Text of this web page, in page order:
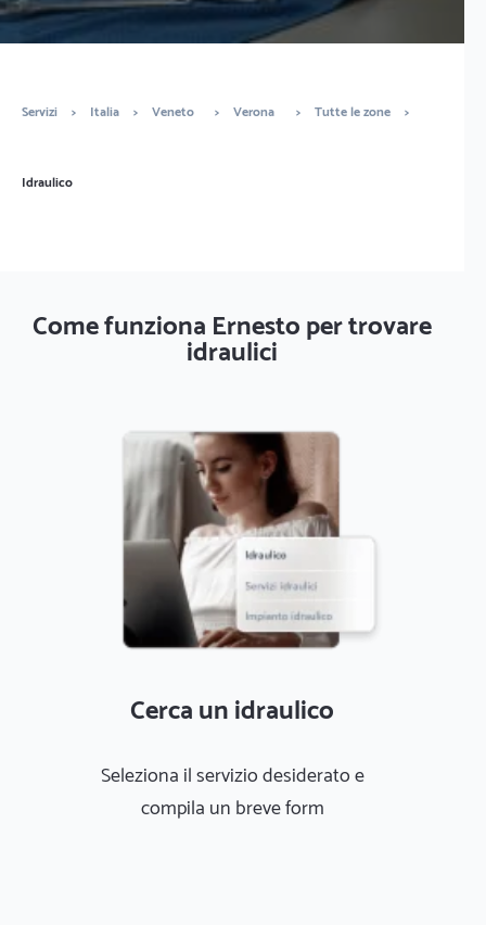
Servizi > Italia > Veneto > Verona > Tutte le zone >
Idraulico
Come funziona Ernesto per trovare
idraulici
Cerca un idraulico
Seleziona il servizio desiderato e
compila un breve form